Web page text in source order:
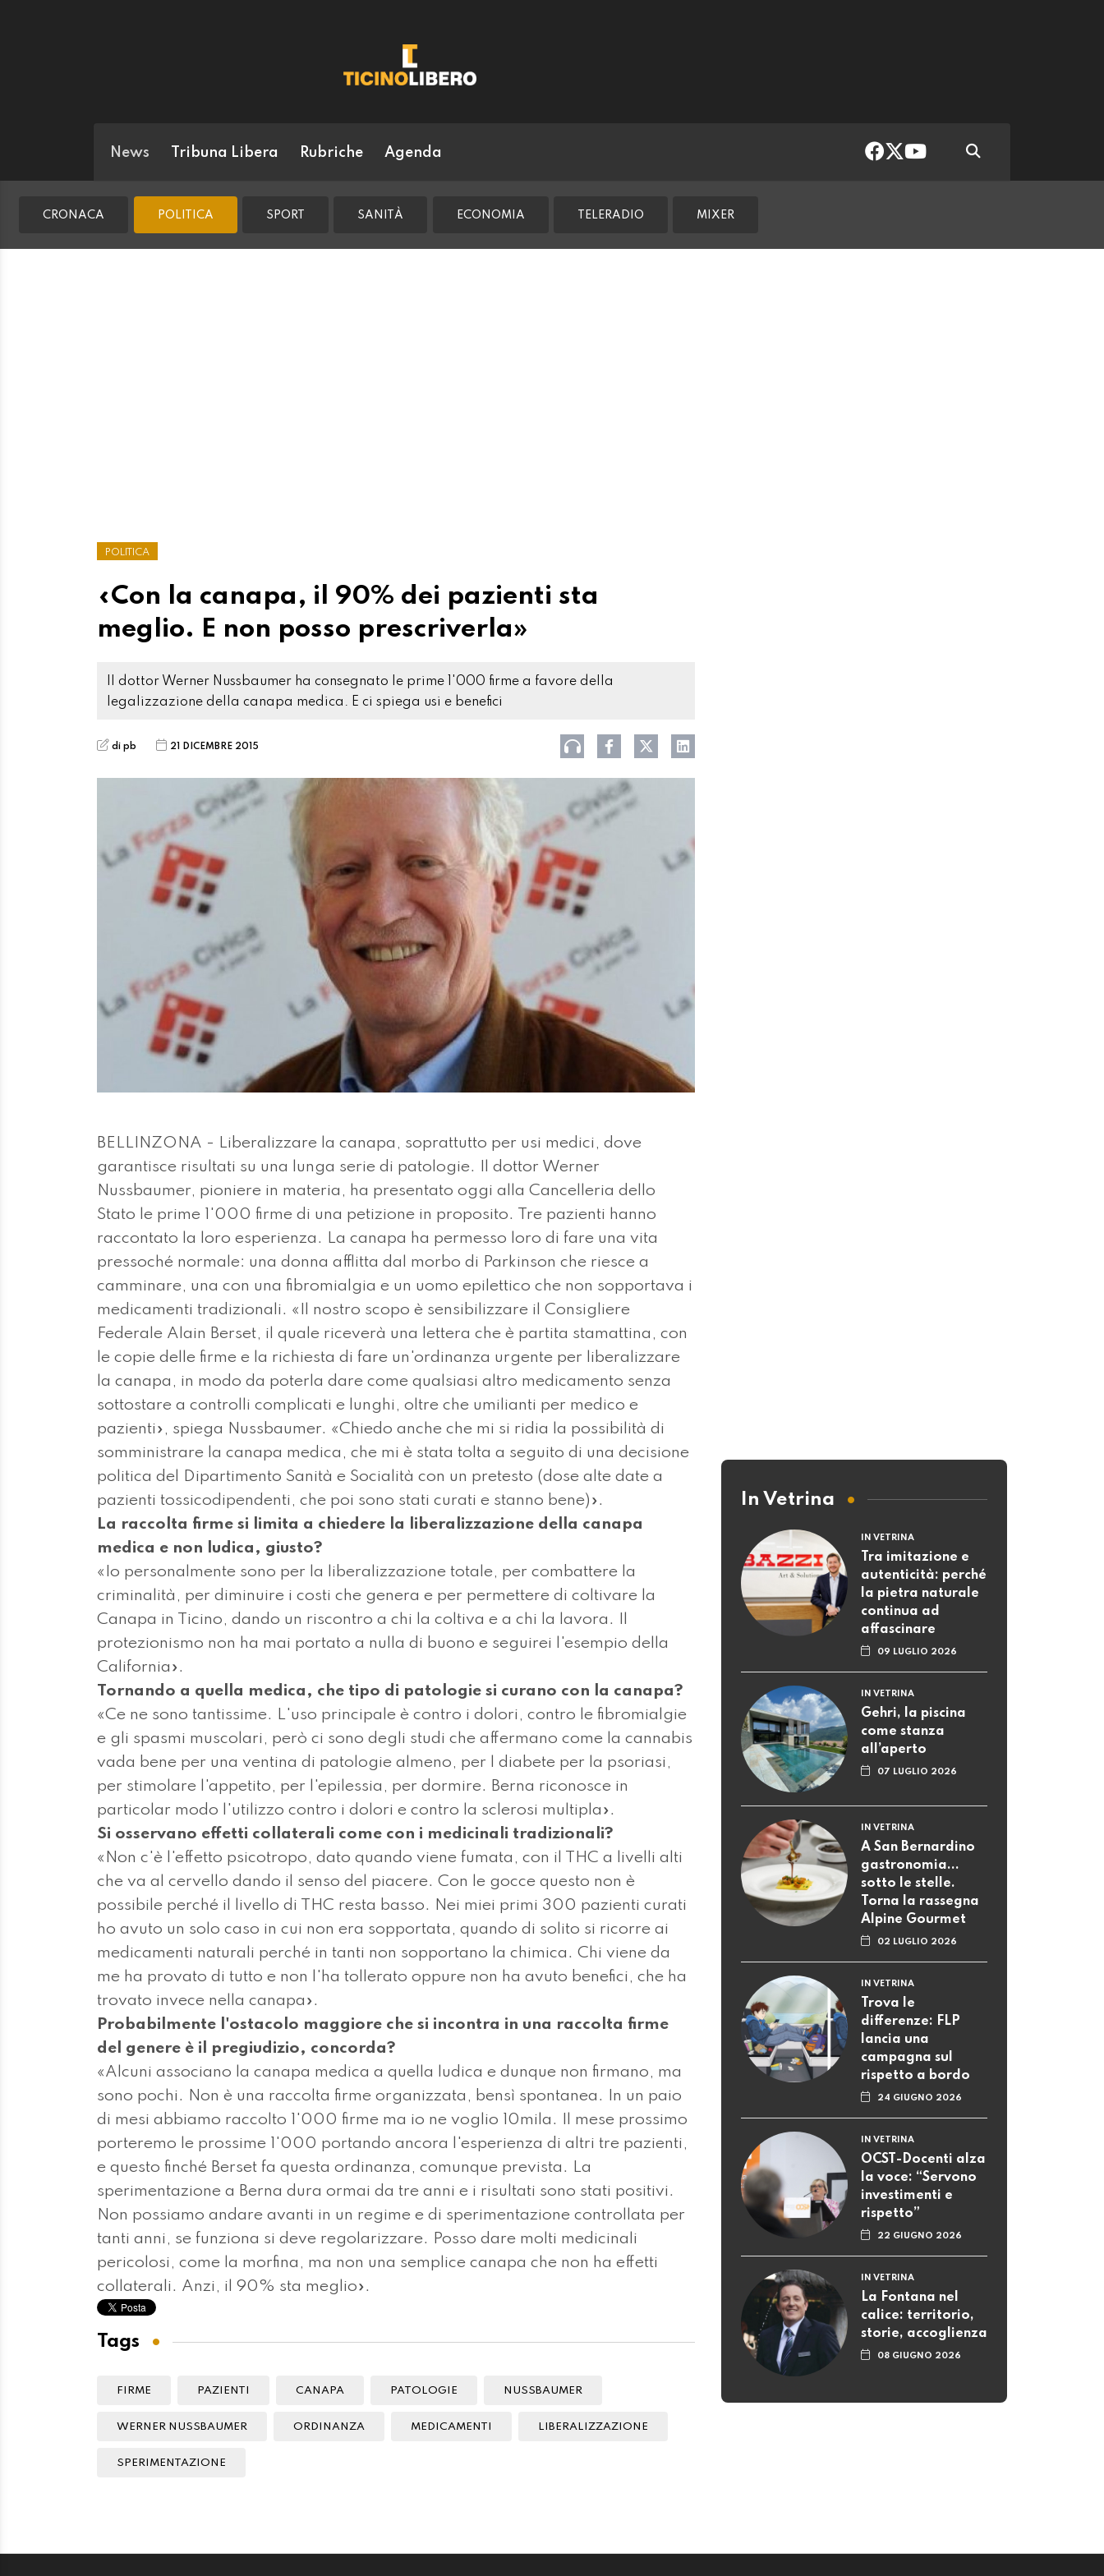
News Tribuna Libera Rubriche Agenda
CRONACA POLITICA SPORT SANITÀ ECONOMIA TELERADIO MIXER
POLITICA
«Con la canapa, il 90% dei pazienti sta
meglio. E non posso prescriverla»
Il dottor Werner Nussbaumer ha consegnato le prime 1'000 firme a favore della
legalizzazione della canapa medica. E ci spiega usi e benefici
di pb 21 DICEMBRE 2015
BELLINZONA - Liberalizzare la canapa, soprattutto per usi medici, dove
garantisce risultati su una lunga serie di patologie. Il dottor Werner
Nussbaumer, pioniere in materia, ha presentato oggi alla Cancelleria dello
Stato le prime 1'000 firme di una petizione in proposito. Tre pazienti hanno
raccontato la loro esperienza. La canapa ha permesso loro di fare una vita
pressoché normale: una donna afflitta dal morbo di Parkinson che riesce a
camminare, una con una fibromialgia e un uomo epilettico che non sopportava i
medicamenti tradizionali. «Il nostro scopo è sensibilizzare il Consigliere
Federale Alain Berset, il quale riceverà una lettera che è partita stamattina, con
le copie delle firme e la richiesta di fare un'ordinanza urgente per liberalizzare
la canapa, in modo da poterla dare come qualsiasi altro medicamento senza
sottostare a controlli complicati e lunghi, oltre che umilianti per medico e
pazienti», spiega Nussbaumer. «Chiedo anche che mi si ridia la possibilità di
somministrare la canapa medica, che mi è stata tolta a seguito di una decisione
politica del Dipartimento Sanità e Socialità con un pretesto (dose alte date a
pazienti tossicodipendenti, che poi sono stati curati e stanno bene)».
La raccolta firme si limita a chiedere la liberalizzazione della canapa
medica e non ludica, giusto?
«Io personalmente sono per la liberalizzazione totale, per combattere la
criminalità, per diminuire i costi che genera e per permettere di coltivare la
Canapa in Ticino, dando un riscontro a chi la coltiva e a chi la lavora. Il
protezionismo non ha mai portato a nulla di buono e seguirei l'esempio della
California».
Tornando a quella medica, che tipo di patologie si curano con la canapa?
«Ce ne sono tantissime. L'uso principale è contro i dolori, contro le fibromialgie
e gli spasmi muscolari, però ci sono degli studi che affermano come la cannabis
vada bene per una ventina di patologie almeno, per l diabete per la psoriasi,
per stimolare l'appetito, per l'epilessia, per dormire. Berna riconosce in
particolar modo l'utilizzo contro i dolori e contro la sclerosi multipla».
Si osservano effetti collaterali come con i medicinali tradizionali?
«Non c'è l'effetto psicotropo, dato quando viene fumata, con il THC a livelli alti
che va al cervello dando il senso del piacere. Con le gocce questo non è
possibile perché il livello di THC resta basso. Nei miei primi 300 pazienti curati
ho avuto un solo caso in cui non era sopportata, quando di solito si ricorre ai
medicamenti naturali perché in tanti non sopportano la chimica. Chi viene da
me ha provato di tutto e non l'ha tollerato oppure non ha avuto benefici, che ha
trovato invece nella canapa».
Probabilmente l'ostacolo maggiore che si incontra in una raccolta firme
del genere è il pregiudizio, concorda?
«Alcuni associano la canapa medica a quella ludica e dunque non firmano, ma
sono pochi. Non è una raccolta firme organizzata, bensì spontanea. In un paio
di mesi abbiamo raccolto 1'000 firme ma io ne voglio 10mila. Il mese prossimo
porteremo le prossime 1'000 portando ancora l'esperienza di altri tre pazienti,
e questo finché Berset fa questa ordinanza, comunque prevista. La
sperimentazione a Berna dura ormai da tre anni e i risultati sono stati positivi.
Non possiamo andare avanti in un regime e di sperimentazione controllata per
tanti anni, se funziona si deve regolarizzare. Posso dare molti medicinali
pericolosi, come la morfina, ma non una semplice canapa che non ha effetti
collaterali. Anzi, il 90% sta meglio».
Tags
FIRME PAZIENTI CANAPA PATOLOGIE NUSSBAUMER
WERNER NUSSBAUMER ORDINANZA MEDICAMENTI LIBERALIZZAZIONE
SPERIMENTAZIONE
In Vetrina
IN VETRINA
Tra imitazione e
autenticità: perché
la pietra naturale
continua ad
affascinare
09 LUGLIO 2026
IN VETRINA
Gehri, la piscina
come stanza
all’aperto
07 LUGLIO 2026
IN VETRINA
A San Bernardino
gastronomia...
sotto le stelle.
Torna la rassegna
Alpine Gourmet
02 LUGLIO 2026
IN VETRINA
Trova le
differenze: FLP
lancia una
campagna sul
rispetto a bordo
24 GIUGNO 2026
IN VETRINA
OCST-Docenti alza
la voce: “Servono
investimenti e
rispetto”
22 GIUGNO 2026
IN VETRINA
La Fontana nel
calice: territorio,
storie, accoglienza
08 GIUGNO 2026